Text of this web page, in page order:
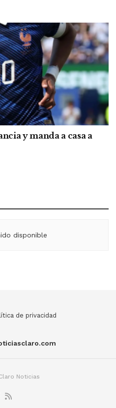
y manda a casa a
disponible
de privacidad
Noticias